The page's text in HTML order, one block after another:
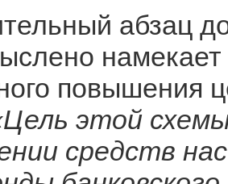
абзац
повышения
этой
средств